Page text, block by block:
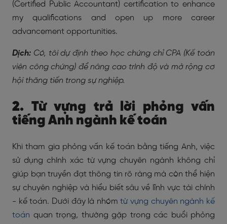
(Certified Public Accountant) certification to enhance
my qualifications and open up more career
advancement opportunities.
Dịch: Có, tôi dự định theo học chứng chỉ CPA (Kế toán
viên công chứng) để nâng cao trình độ và mở rộng cơ
hội thăng tiến trong sự nghiệp.
2. Từ vựng trả lời phỏng vấn
tiếng Anh ngành kế toán
Khi tham gia phỏng vấn kế toán bằng tiếng Anh, việc
sử dụng chính xác từ vựng chuyên ngành không chỉ
giúp bạn truyền đạt thông tin rõ ràng mà còn thể hiện
sự chuyên nghiệp và hiểu biết sâu về lĩnh vực tài chính
- kế toán. Dưới đây là nhómtừ vựng chuyên ngành kế
toán quan trọng, thường gặp trong các buổi phỏng